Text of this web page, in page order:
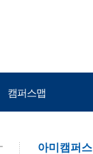
캠퍼스맵
아미캠퍼스